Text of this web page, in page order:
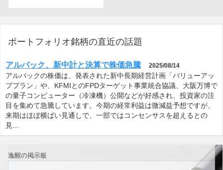
ポートフォリオ銘柄の直近の話題
アルバック、新中計と決算で株価急騰 2025/08/14
アルバックの株価は、発表された新中長期経営計画「バリューアッ
ププラン」や、KFMIとのFPDターゲット事業統合協議、大阪万博で
の量子コンピューター（冷凍機）公開などが好感され、投資家の注
目を集めて急騰しています。今期の経常利益は微減益予想ですが、
来期はほぼ横ばい見通しで、一部ではコンセンサスを超えるとの
見…
逸醒の掲示板